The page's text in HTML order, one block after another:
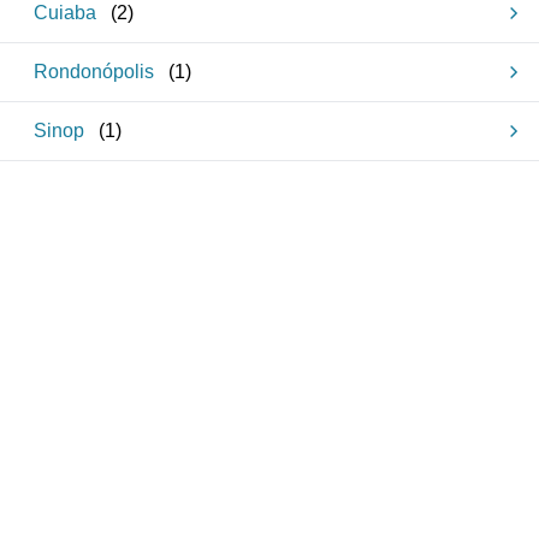
Cuiaba (2)
Rondonópolis (1)
Sinop (1)